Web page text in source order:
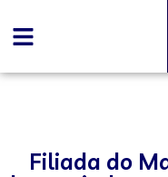
Filiada do